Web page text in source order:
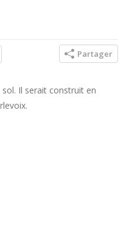
Partager
Il serait construit en